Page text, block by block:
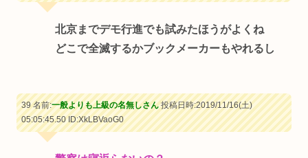
北京までデモ行進でも試みたほうがよくね
どこで全滅するかブックメーカーもやれるし
39 名前:一般よりも上級の名無しさん投稿日時:2019/11/16(土)
05:05:45.50ID:XkLBVaoG0